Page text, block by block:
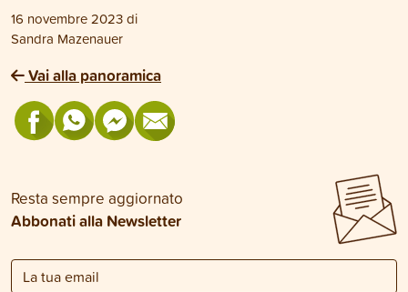
16 novembre 2023di
Sandra Mazenauer
Vai alla panoramica
Resta sempre aggiornato
Abbonati alla Newsletter